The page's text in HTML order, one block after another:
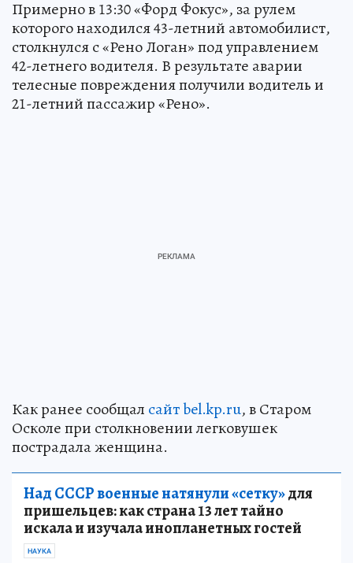
Примерно в 13:30 «Форд Фокус», за рулем
которого находился 43-летний автомобилист,
столкнулся с «Рено Логан» под управлением
42-летнего водителя. В результате аварии
телесные повреждения получили водитель и
21-летний пассажир «Рено».
Как ранее сообщал сайт bel.kp.ru, в Старом
Осколе при столкновении легковушек
пострадала женщина.
Над СССР военные натянули «сетку»для
пришельцев: как страна 13 лет тайно
искала и изучала инопланетных гостей
НАУКА